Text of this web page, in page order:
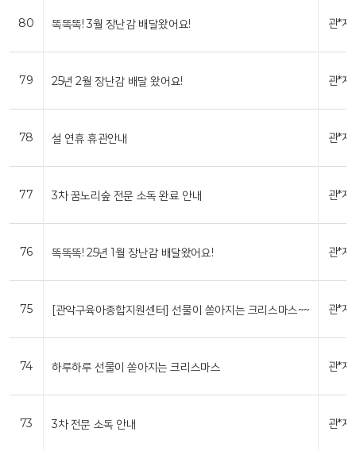
80 똑똑똑! 3월 장난감 배달왔어요! 관*자
79 25년 2월 장난감 배달 왔어요! 관*자
78 설 연휴 휴관안내 관*자
77 3차 꿈노리숲 전문 소독 완료 안내 관*자
76 똑똑똑! 25년 1월 장난감 배달왔어요! 관*자
75 [관악구육아종합지원센터] 선물이 쏟아지는 크리스마스~~ 관*자
74 하루하루 선물이 쏟아지는 크리스마스 관*자
73 3차 전문 소독 안내 관*자